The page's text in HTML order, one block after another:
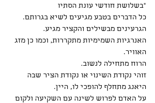
״בשלושת חודשי עונת הסתיו
כל הדברים בטבע מגיעים לשיא בגרותם.
הגרעינים מבשילים והקציר מגיע.
האנרגיות השמימיות מתקררות, וכמו כן מזג
האוויר.
הרוח מתחילה לנשוב.
זוהי נקודת השינוי או נקודת הציר שבה
היאנג מתחלף להופכי לו, היין.
על האדם לפרוש לשינה עם השקיעה ולקום